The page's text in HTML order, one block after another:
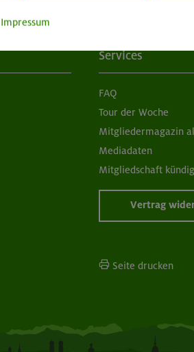
Services
FAQ
Tour der Woche
Mitgliedermagazin
Mediadaten
Mitgliedschaft
Vertrag
Seite drucken
Impressum